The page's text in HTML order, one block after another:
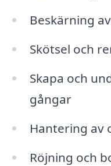
Beskärning
Skötsel och
Skapa och
gångar
Hantering av
Röjning och